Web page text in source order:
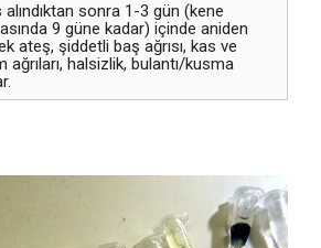
alındıktan sonra 1-3 gün (kene
9 güne kadar) içinde aniden
ateş, şiddetli baş ağrısı, kas ve
ağrıları, halsizlik, bulantı/kusma